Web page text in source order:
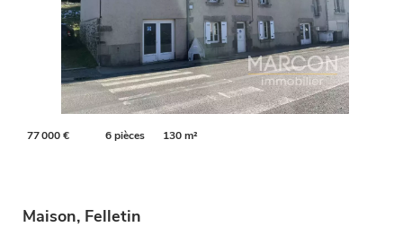
77 000 € 6 pièces 130 m²
Maison, Felletin